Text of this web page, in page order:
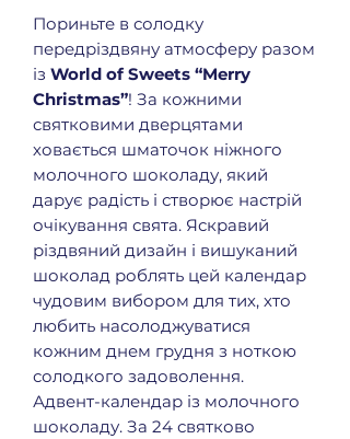
Пориньте в солодку
передріздвяну атмосферу разом
із World of Sweets “Merry
Christmas”! За кожними
святковими дверцятами
ховається шматочок ніжного
молочного шоколаду, який
дарує радість і створює настрій
очікування свята. Яскравий
різдвяний дизайн і вишуканий
шоколад роблять цей календар
чудовим вибором для тих, хто
любить насолоджуватися
кожним днем грудня з ноткою
солодкого задоволення.
Адвент-календар із молочного
шоколаду. За 24 святково